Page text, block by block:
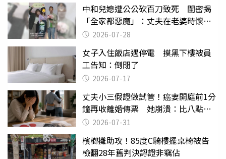
中和兒媳遭公公砍百刀致死 閨密揭
「全家都惡魔」：丈夫在老婆時懷孕
摔東西
2026-07-28
女子入住飯店遇停電 摸黑下樓被員
工告知：倒閉了
2026-07-17
丈夫小三假證做試管！癌妻開庭前1分
鐘再收離婚傳票 她崩潰：比八點檔
還扯2026-07-31
檳榔攤助攻！85度C騎樓擺桌椅被告
檢翻28年舊判決認證非竊佔